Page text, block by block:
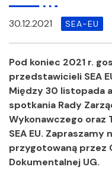
30.12.2021 SEA-EU
Pod koniec 2021 r.
przedstawicieli SEA
Między 30 listopada
spotkania Rady
Wykonawczego oraz
SEA EU.
przygotowaną przez
Dokumentalnej UG.